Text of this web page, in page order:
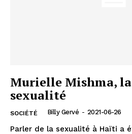
Murielle Mishma,
sexualité
SOCIÉTÉ Billy Gervé - 2021-06-26
Parler de la sexualité à Haïti a